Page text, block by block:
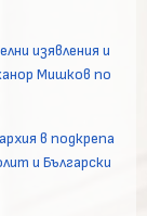
изявления и
Мишков по
в подкрепа
и Български